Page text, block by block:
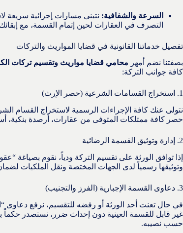
السرعة والشفافية: نتبنى مسارات إجرائية سريعة
التصرف في العقارات لحين إتمام القسمة، مع
تفصيل خدماتنا القانونية في قضايا المواريث والتركات
بصفتنا نضم أمهر محامي قضايا مواريث وتقسيم تركات
كافة جوانب التركة:
1. استخراج القسامات الشرعية (حصر الإرث)
نتولى عنك كافة الإجراءات الرسمية لاستخراج القسام
حصر كافة ممتلكات المتوفى من عقارات، أرصدة بنكية،
2. إدارة وتوثيق القسمة الرضائية
إذا توافق الورثة على تقسيم التركة ودياً، نقوم بصياغة
وتوثيقها رسمياً لدى الجهات المختصة ونقل الملكيات
3. دعاوى القسمة الإجبارية (الفرز والتجنيب)
في حال تعنت أحد الورثة أو رفضه للتقسيم، نرفع دعاوى
غير قابل للقسمة العينية دون إحداث ضرر، نستصدر حكماً
حسب نصيبه.